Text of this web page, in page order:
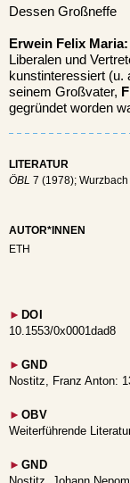
Dessen Großneffe
Erwein Felix Maria:
Liberalen und
kunstinteressiert (u.
seinem Großvater,
gegründet worden
LITERATUR
ÖBL 7 (1978);
AUTOR*INNEN
ETH
► DOI
10.1553/0x0001dad8
► GND
Nostitz, Franz Anton:
► OBV
Weiterführende
► GND